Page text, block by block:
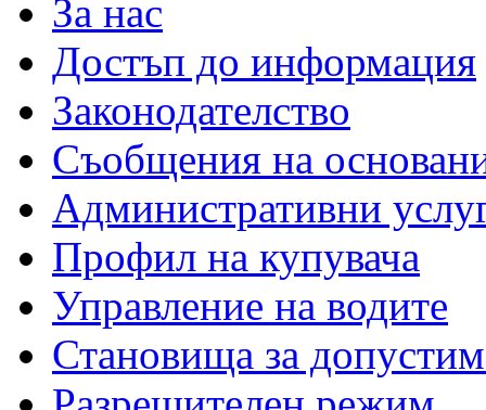
За нас
Достъп до информация
Законодателство
Съобщения на
Административни
Профил на купувача
Управление на водите
Становища за